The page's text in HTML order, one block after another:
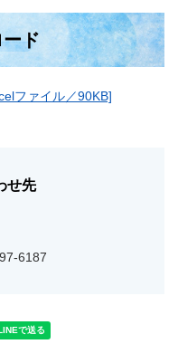
ド
ファイル／90KB]
せ先
6187